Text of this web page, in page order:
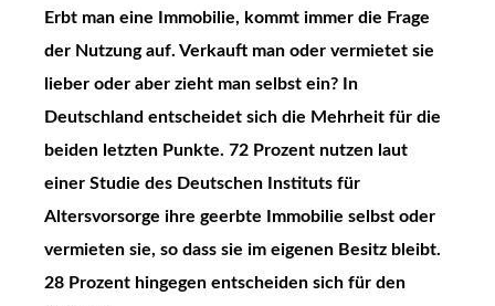
Erbt man eine Immobilie, kommt immer die Frage
der Nutzung auf. Verkauft man oder vermietet sie
lieber oder aber zieht man selbst ein? In
Deutschland entscheidet sich die Mehrheit für die
beiden letzten Punkte. 72 Prozent nutzen laut
einer Studie des Deutschen Instituts für
Altersvorsorge ihre geerbte Immobilie selbst oder
vermieten sie, so dass sie im eigenen Besitz bleibt.
28 Prozent hingegen entscheiden sich für den